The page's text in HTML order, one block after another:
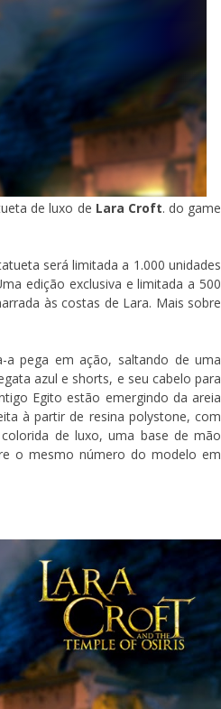
de luxo de Lara Croft. do game
será limitada a 1.000 unidades
edição exclusiva e limitada a 500
às costas de Lara. Mais sobre
a pega em ação, saltando de uma
azul e shorts, e seu cabelo para
Egito estão emergindo da areia
à partir de resina polystone, com
de luxo, uma base de mão
o mesmo número do modelo em